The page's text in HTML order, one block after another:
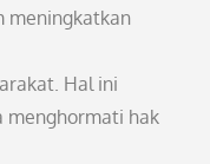
meningkatkan
Hal ini
menghormati hak